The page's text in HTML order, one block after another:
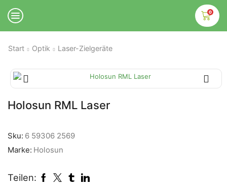
0
Start Optik Laser-Zielgeräte
Holosun RML Laser
Sku: 6 59306 2569
Marke: Holosun
Teilen: